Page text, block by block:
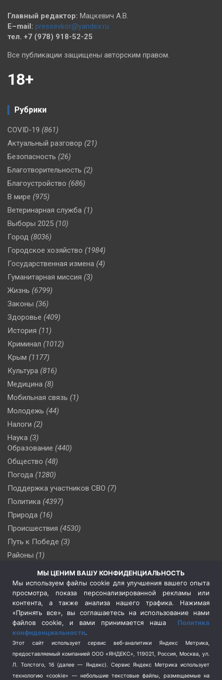
Главный редактор: Мацкевич А.В.
E–mail: pressevkor@yandex.ru
тел. +7 (978) 918-52-25
Все публикации защищены авторским правом.
18+
Рубрики
COVID-19 (861)
Актуальный разговор (21)
Безопасность (26)
Благотворительность (2)
Благоустройство (686)
В мире (975)
Ветеринарная служба (1)
Выборы 2025 (10)
Город (8036)
Городское хозяйство (1984)
Государственная измена (4)
Гуманитарная миссия (3)
Жизнь (6799)
Законы (36)
Здоровье (409)
История (11)
Криминал (1012)
Крым (1177)
Культура (816)
Медицина (8)
Мобильная связь (1)
Молодежь (44)
Налоги (2)
Наука (3)
Образование (440)
Общество (48)
Погода (1280)
Поддержка участников СВО (7)
Политика (4397)
Природа (16)
Происшествия (4530)
Путь к Победе (3)
Районы (1)
(510)
Сельское хозяйство (3)
Социальная политика
(3)
Спецоперация в Украине
Спецоперация на Украине
(404)
Спорт (740)
Терроризм (1)
Транспорт (262)
МЫ ЦЕНИМ ВАШУ КОНФИДЕНЦИАЛЬНОСТЬ
Мы используем файлы cookie для улучшения вашего опыта
просмотра, показа персонализированной рекламы или
контента, а также анализа нашего трафика. Нажимая
«Принять все», вы соглашаетесь на использование нами
файлов cookie, и вами принимается наша Политика
конфиденциальности.
Этот сайт использует сервис веб-аналитики Яндекс Метрика,
предоставляемый компанией ООО «ЯНДЕКС», 119021, Россия, Москва, ул.
Л. Толстого, 16 (далее — Яндекс). Сервис Яндекс Метрика использует
технологию «cookie» — небольшие текстовые файлы, размещаемые на